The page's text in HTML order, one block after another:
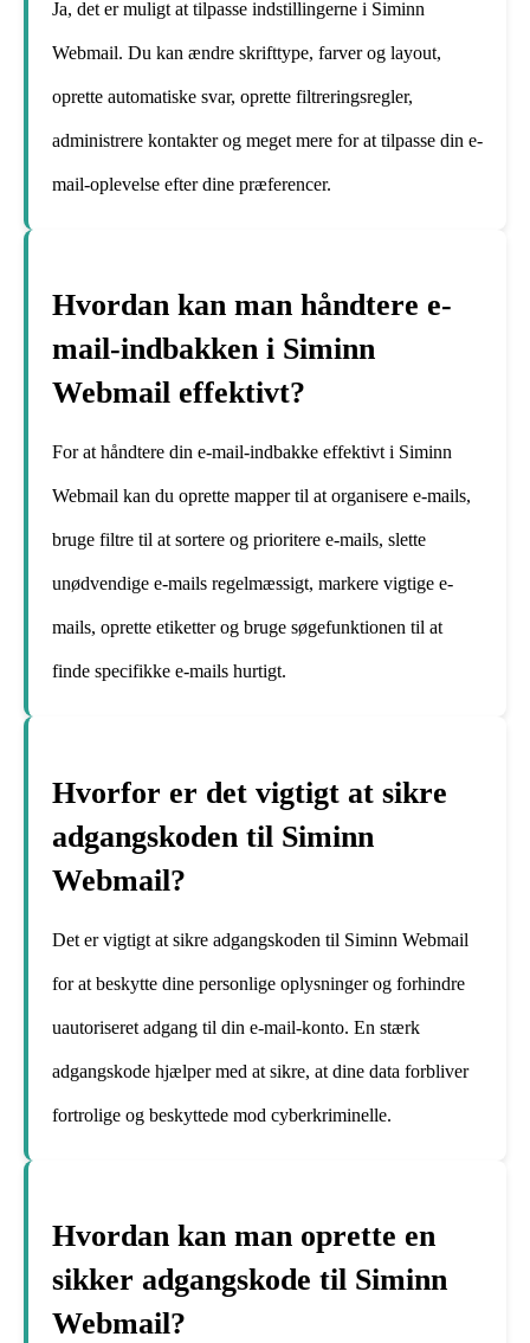
Ja, det er muligt at tilpasse indstillingerne i Siminn
Webmail. Du kan ændre skrifttype, farver og layout,
oprette automatiske svar, oprette filtreringsregler,
administrere kontakter og meget mere for at tilpasse din e-
mail-oplevelse efter dine præferencer.
Hvordan kan man håndtere e-
mail-indbakken i Siminn
Webmail effektivt?
For at håndtere din e-mail-indbakke effektivt i Siminn
Webmail kan du oprette mapper til at organisere e-mails,
bruge filtre til at sortere og prioritere e-mails, slette
unødvendige e-mails regelmæssigt, markere vigtige e-
mails, oprette etiketter og bruge søgefunktionen til at
finde specifikke e-mails hurtigt.
Hvorfor er det vigtigt at sikre
adgangskoden til Siminn
Webmail?
Det er vigtigt at sikre adgangskoden til Siminn Webmail
for at beskytte dine personlige oplysninger og forhindre
uautoriseret adgang til din e-mail-konto. En stærk
adgangskode hjælper med at sikre, at dine data forbliver
fortrolige og beskyttede mod cyberkriminelle.
Hvordan kan man oprette en
sikker adgangskode til Siminn
Webmail?